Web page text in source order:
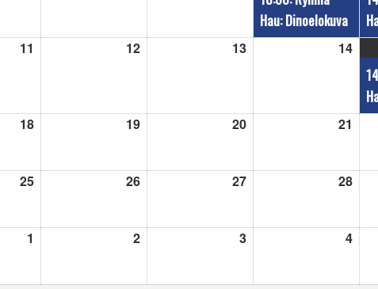
Hau: Dinoelokuva
11 12 13 14
18 19 20 21
25 26 27 28
1 2 3 4